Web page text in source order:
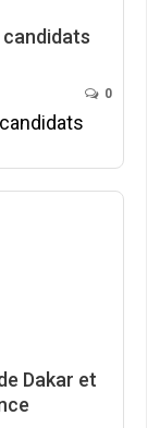
candidats
0
Dakar et